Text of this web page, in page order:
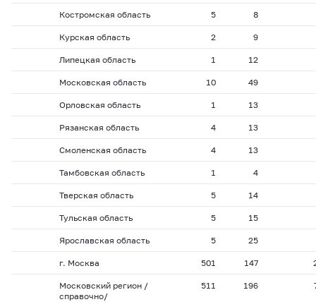
Костромская область 5 8
Курская область 2 9
Липецкая область 1 12
Московская область 10 49
Орловская область 1 13
Рязанская область 4 13
Смоленская область 4 13
Тамбовская область 1 4
Тверская область 5 14
Тульская область 5 15
Ярославская область 5 25
г. Москва 501 147
Московский регион /
справочно/
511 196